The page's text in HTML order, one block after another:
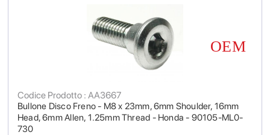
Bullone Disco Freno - M8 x 23mm, 6mm Shoulder, 16mm
Head, 6mm Allen, 1.25mm Thread - Honda - 90105-ML0-
730
Codice Prodotto : AA3667